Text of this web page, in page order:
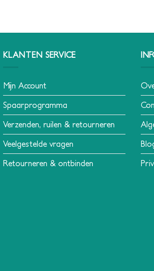
KLANTEN SERVICE
Mijn Account
Spaarprogramma
Verzenden, ruilen & retourneren
Veelgestelde vragen
Retourneren & ontbinden